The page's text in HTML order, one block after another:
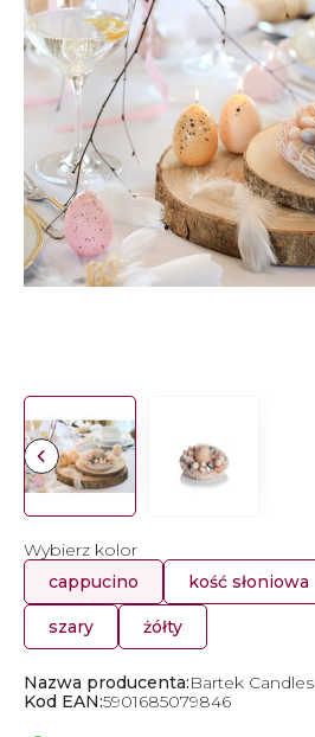
Wybierz kolor
cappucino
kość słoniowa
szary żółty
Nazwa producenta:Bartek Candles
Kod EAN:5901685079846